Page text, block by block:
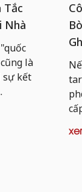
Tắc
Nhà
là
sự kết